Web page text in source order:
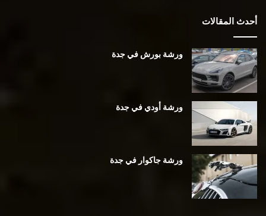
أحدث المقالات
ورشة بورش في جدة
ورشة أودي في جدة
ورشة جاكوار في جدة